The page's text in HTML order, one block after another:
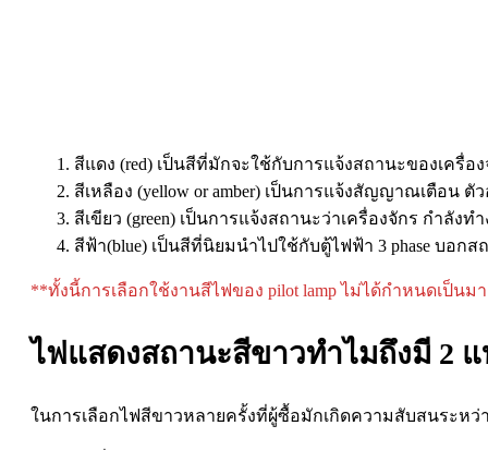
สีแดง (red) เป็นสีที่มักจะใช้กับการแจ้งสถานะของเครื่
สีเหลือง (yellow or amber) เป็นการแจ้งสัญญาณเตือน
สีเขียว (green) เป็นการแจ้งสถานะว่าเครื่องจักร กำลังท
สีฟ้า(blue) เป็นสีที่นิยมนำไปใช้กับตู้ไฟฟ้า 3 phase บอก
**ทั้งนี้การเลือกใช้งานสีไฟของ pilot lamp ไม่ได้กำหนดเป็
ไฟแสดงสถานะสีขาวทำไมถึงมี 2
ในการเลือกไฟสีขาวหลายครั้งที่ผู้ซื้อมักเกิดความสับสนระหว่